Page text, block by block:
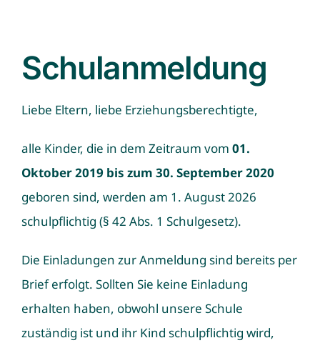
Schulanmeldung
Liebe Eltern, liebe Erziehungsberechtigte,
alle Kinder, die in dem Zeitraum vom 01.
Oktober 2019 bis zum 30. September 2020
geboren sind, werden am 1. August 2026
schulpflichtig (§ 42 Abs. 1 Schulgesetz).
Die Einladungen zur Anmeldung sind bereits per
Brief erfolgt. Sollten Sie keine Einladung
erhalten haben, obwohl unsere Schule
zuständig ist und ihr Kind schulpflichtig wird,